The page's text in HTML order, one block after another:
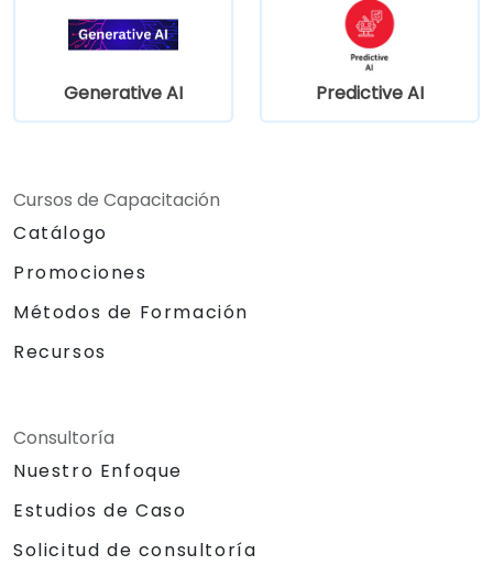
Generative AI Predictive AI
Cursos de Capacitación
Catálogo
Promociones
Métodos de Formación
Recursos
Consultoría
Nuestro Enfoque
Estudios de Caso
Solicitud de consultoría